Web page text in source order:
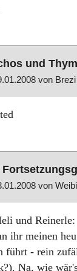
und
von Brezi
von Weibi
und Reinerle:
ihr meinen
führt - rein
Na, wie